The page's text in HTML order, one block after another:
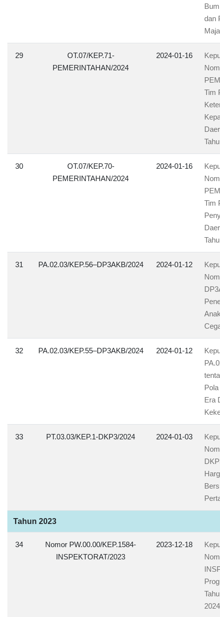
dan
29
OT.07/KEP.71-
PEMERINTAHAN/2024
2024-01-16
Tim
30
OT.07/KEP.70-
PEMERINTAHAN/2024
2024-01-16
Tim
31 PA.02.03/KEP.56–DP3AKB/2024 2024-01-12
32 PA.02.03/KEP.55–DP3AKB/2024 2024-01-12
Era
33 PT.03.03/KEP.1-DKP3/2024 2024-01-03
Tahun 2023
34
Nomor PW.00.00/KEP.1584-
INSPEKTORAT/2023
2023-12-18
2024